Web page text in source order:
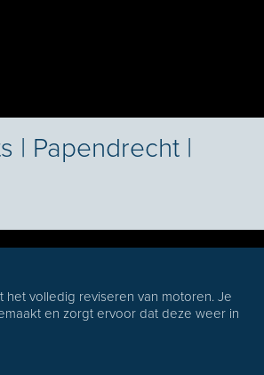
| Papendrecht |
het volledig reviseren van motoren. Je
en zorgt ervoor dat deze weer in